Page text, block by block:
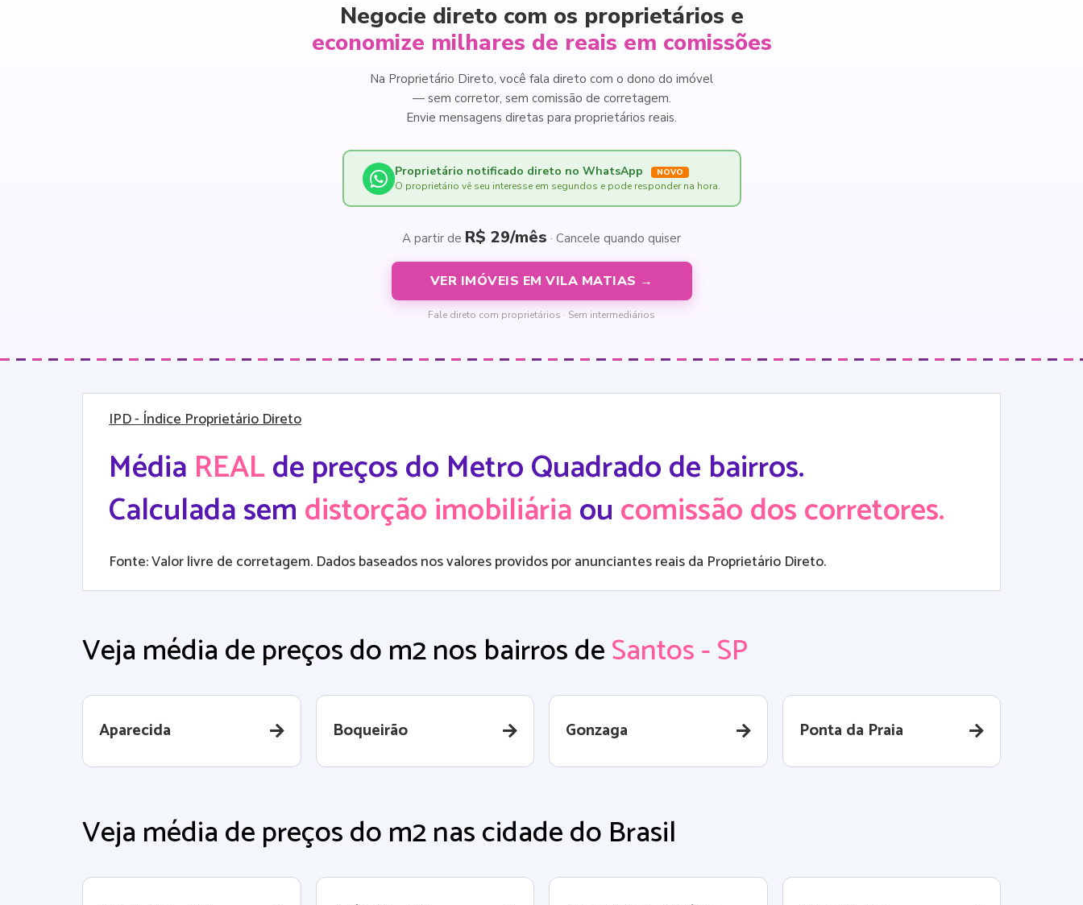
Negocie direto com os proprietários e
economize milhares de reais em comissões
Na Proprietário Direto, você fala direto com o dono do imóvel
— sem corretor, sem comissão de corretagem.
Envie mensagens diretas para proprietários reais.
Proprietário notificado direto no WhatsApp NOVO
O proprietário vê seu interesse em segundos e pode responder na hora.
A partir de R$ 29/mês · Cancele quando quiser
VER IMÓVEIS EM VILA MATIAS →
Fale direto com proprietários · Sem intermediários
IPD- Índice Proprietário Direto
Média REALde preços do Metro Quadrado de bairros.
Calculada semdistorção imobiliáriaoucomissão dos corretores.
Fonte: Valor livre de corretagem. Dados baseados nos valores providos por anunciantes reais da Proprietário Direto.
Veja média de preços do m2 nos bairros deSantos - SP
Aparecida Boqueirão Gonzaga Ponta da Praia
Veja média de preços do m2 nas cidade do Brasil